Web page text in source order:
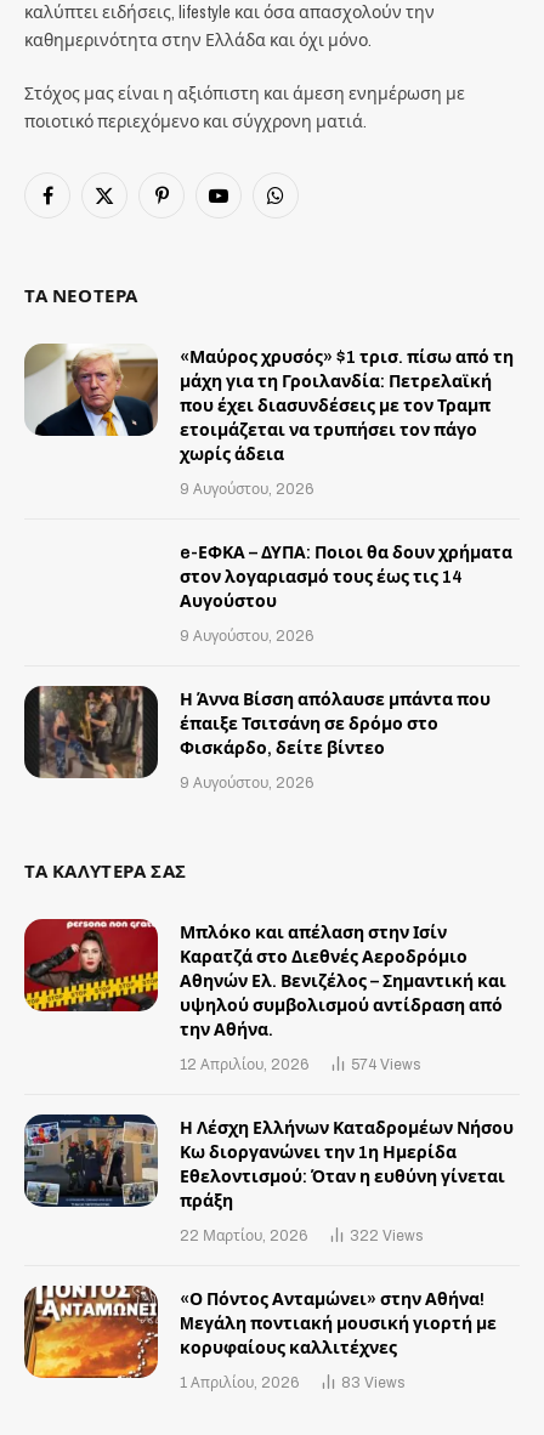
καλύπτει ειδήσεις, lifestyle και όσα απασχολούν την
καθημερινότητα στην Ελλάδα και όχι μόνο.
Στόχος μας είναι η αξιόπιστη και άμεση ενημέρωση με
ποιοτικό περιεχόμενο και σύγχρονη ματιά.
Facebook
X
PinterestYouTubeWhatsApp
ΤΑ ΝΕΟΤΕΡΑ
«Μαύρος χρυσός» $1 τρισ. πίσω από τη
μάχη για τη Γροιλανδία: Πετρελαϊκή
που έχει διασυνδέσεις με τον Τραμπ
ετοιμάζεται να τρυπήσει τον πάγο
χωρίς άδεια
9 Αυγούστου, 2026
e-ΕΦΚΑ – ΔΥΠΑ: Ποιοι θα δουν χρήματα
στον λογαριασμό τους έως τις 14
Αυγούστου
9 Αυγούστου, 2026
Η Άννα Βίσση απόλαυσε μπάντα που
έπαιξε Τσιτσάνη σε δρόμο στο
Φισκάρδο, δείτε βίντεο
9 Αυγούστου, 2026
ΤΑ ΚΑΛΥΤΕΡΑ ΣΑΣ
Μπλόκο και απέλαση στην Ισίν
Καρατζά στο Διεθνές Αεροδρόμιο
Αθηνών Ελ. Βενιζέλος – Σημαντική και
υψηλού συμβολισμού αντίδραση από
την Αθήνα.
12 Απριλίου, 2026 574 Views
Η Λέσχη Ελλήνων Καταδρομέων Νήσου
Κω διοργανώνει την 1η Ημερίδα
Εθελοντισμού: Όταν η ευθύνη γίνεται
πράξη
22 Μαρτίου, 2026 322 Views
«Ο Πόντος Ανταμώνει» στην Αθήνα!
Mεγάλη ποντιακή μουσική γιορτή με
κορυφαίους καλλιτέχνες
1 Απριλίου, 2026 83 Views